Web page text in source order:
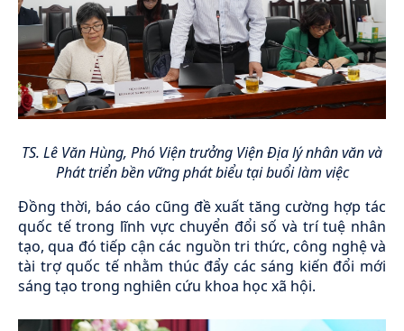
TS. Lê Văn Hùng, Phó Viện trưởng Viện Địa lý nhân văn và
Phát triển bền vững phát biểu tại buổi làm việc
Đồng thời, báo cáo cũng đề xuất tăng cường hợp tác
quốc tế trong lĩnh vực chuyển đổi số và trí tuệ nhân
tạo, qua đó tiếp cận các nguồn tri thức, công nghệ và
tài trợ quốc tế nhằm thúc đẩy các sáng kiến đổi mới
sáng tạo trong nghiên cứu khoa học xã hội.